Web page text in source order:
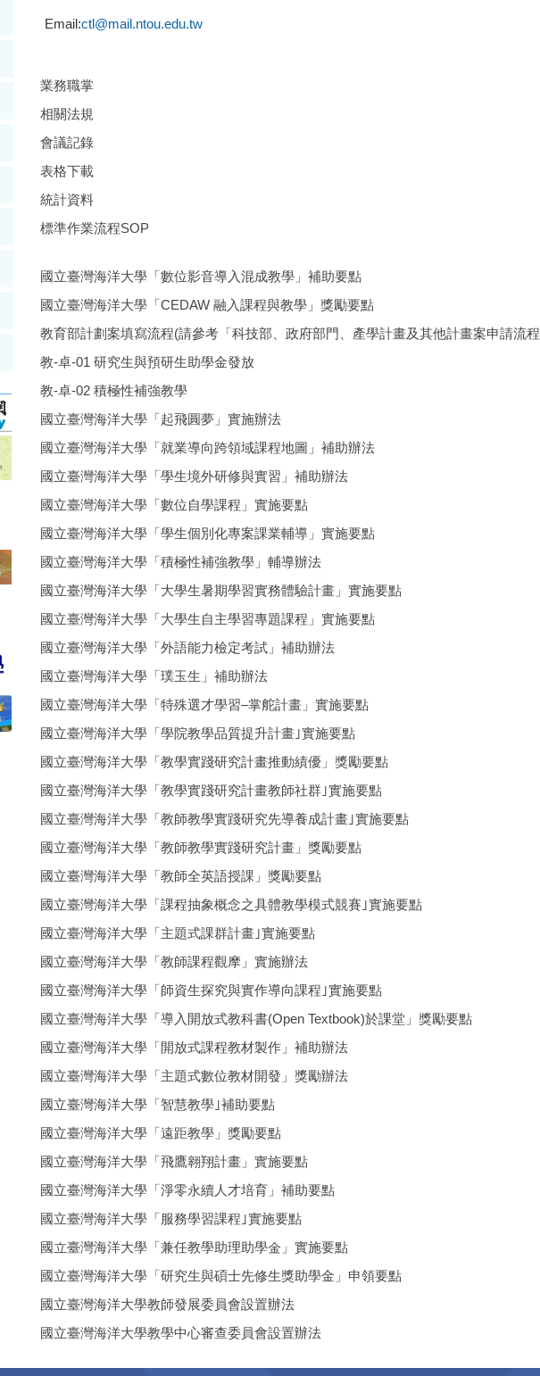
Email:ctl@mail.ntou.edu.tw
業務職掌
相關法規
會議記錄
表格下載
統計資料
標準作業流程SOP
國立臺灣海洋大學「數位影音導入混成教學」補助要點
國立臺灣海洋大學「CEDAW 融入課程與教學」獎勵要點
教育部計劃案填寫流程(請參考「科技部、政府部門、產學計畫及其他計畫案申請流
教-卓-01 研究生與預研生助學金發放
教-卓-02 積極性補強教學
國立臺灣海洋大學「起飛圓夢」實施辦法
國立臺灣海洋大學「就業導向跨領域課程地圖」補助辦法
國立臺灣海洋大學「學生境外研修與實習」補助辦法
國立臺灣海洋大學「數位自學課程」實施要點
國立臺灣海洋大學「學生個別化專案課業輔導」實施要點
國立臺灣海洋大學「積極性補強教學」輔導辦法
國立臺灣海洋大學「大學生暑期學習實務體驗計畫」實施要點
國立臺灣海洋大學「大學生自主學習專題課程」實施要點
國立臺灣海洋大學「外語能力檢定考試」補助辦法
國立臺灣海洋大學「璞玉生」補助辦法
國立臺灣海洋大學「特殊選才學習–掌舵計畫」實施要點
國立臺灣海洋大學「學院教學品質提升計畫｣實施要點
國立臺灣海洋大學「教學實踐研究計畫推動績優」獎勵要點
國立臺灣海洋大學「教學實踐研究計畫教師社群｣實施要點
國立臺灣海洋大學「教師教學實踐研究先導養成計畫｣實施要點
國立臺灣海洋大學「教師教學實踐研究計畫」獎勵要點
國立臺灣海洋大學「教師全英語授課」獎勵要點
國立臺灣海洋大學「課程抽象概念之具體教學模式競賽｣實施要點
國立臺灣海洋大學「主題式課群計畫｣實施要點
國立臺灣海洋大學「教師課程觀摩」實施辦法
國立臺灣海洋大學「師資生探究與實作導向課程｣實施要點
國立臺灣海洋大學「導入開放式教科書(Open Textbook)於課堂」獎勵要點
國立臺灣海洋大學「開放式課程教材製作」補助辦法
國立臺灣海洋大學「主題式數位教材開發」獎勵辦法
國立臺灣海洋大學「智慧教學｣補助要點
國立臺灣海洋大學「遠距教學」獎勵要點
國立臺灣海洋大學「飛鷹翱翔計畫」實施要點
國立臺灣海洋大學「淨零永續人才培育」補助要點
國立臺灣海洋大學「服務學習課程｣實施要點
國立臺灣海洋大學「兼任教學助理助學金」實施要點
國立臺灣海洋大學「研究生與碩士先修生獎助學金」申領要點
國立臺灣海洋大學教師發展委員會設置辦法
國立臺灣海洋大學教學中心審查委員會設置辦法